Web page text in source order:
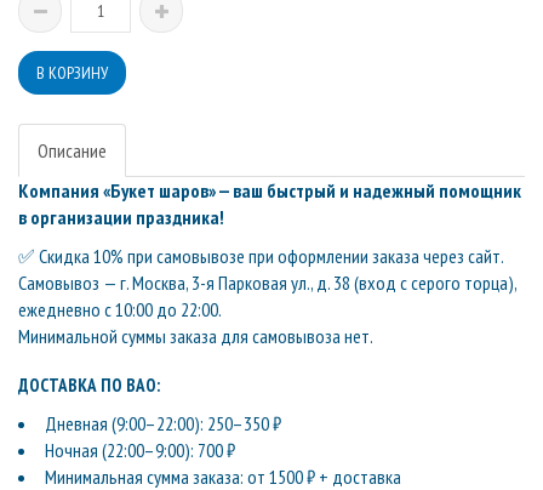
Описание
Компания «Букет шаров» — ваш быстрый и надежный помощник
в организации праздника!
✅ Скидка 10% при самовывозе при оформлении заказа через сайт.
Самовывоз — г. Москва, 3-я Парковая ул., д. 38 (вход с серого торца),
ежедневно с 10:00 до 22:00.
Минимальной суммы заказа для самовывоза нет.
ДОСТАВКА ПО ВАО:
Дневная (9:00–22:00): 250–350 ₽
Ночная (22:00–9:00): 700 ₽
Минимальная сумма заказа: от 1500 ₽ + доставка